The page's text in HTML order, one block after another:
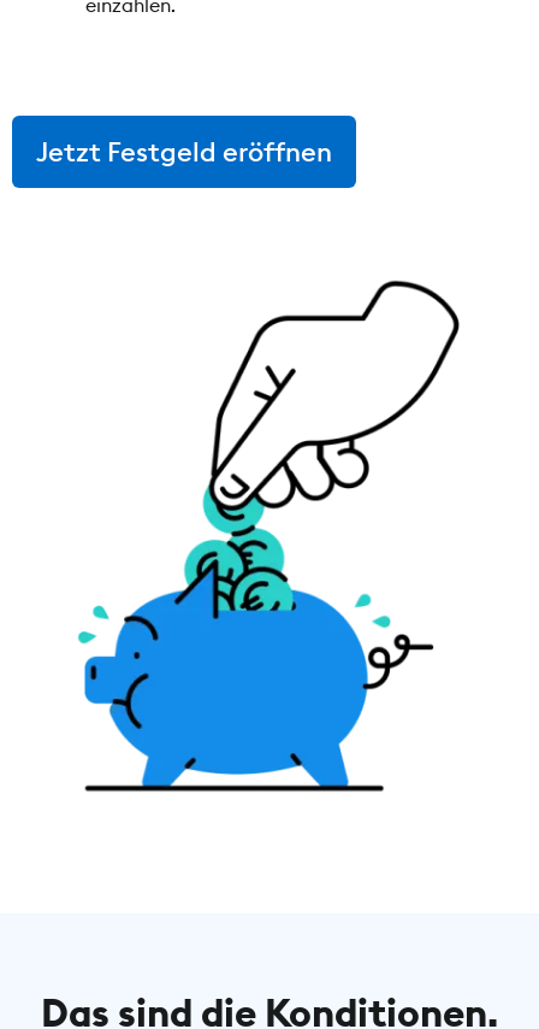
einzahlen.
Jetzt Festgeld eröffnen
Das sind die Konditionen.